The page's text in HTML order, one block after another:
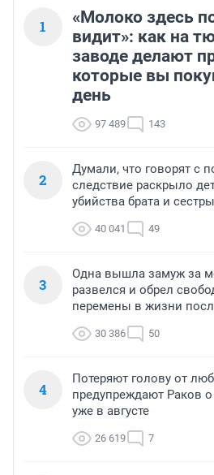
1
«Молоко здесь
видит»: как на
заводе делают
которые вы
день
97 489 143
2
Думали, что говорят с
следствие раскрыло
убийства брата и
40 041 49
3
Одна вышла замуж за
развелся и обрел
перемены в жизни
30 386 50
4
Потеряют голову от
предупреждают Раков
уже в августе
26 619 7